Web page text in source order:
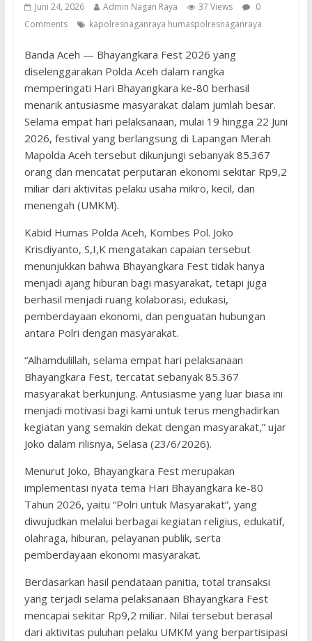
Juni 24, 2026 Admin Nagan Raya 37 Views
0
Comments
kapolresnaganraya humaspolresnaganraya
Banda Aceh — Bhayangkara Fest 2026 yang
diselenggarakan Polda Aceh dalam rangka
memperingati Hari Bhayangkara ke-80 berhasil
menarik antusiasme masyarakat dalam jumlah besar.
Selama empat hari pelaksanaan, mulai 19 hingga 22 Juni
2026, festival yang berlangsung di Lapangan Merah
Mapolda Aceh tersebut dikunjungi sebanyak 85.367
orang dan mencatat perputaran ekonomi sekitar Rp9,2
miliar dari aktivitas pelaku usaha mikro, kecil, dan
menengah (UMKM).
Kabid Humas Polda Aceh, Kombes Pol. Joko
Krisdiyanto, S,I,K mengatakan capaian tersebut
menunjukkan bahwa Bhayangkara Fest tidak hanya
menjadi ajang hiburan bagi masyarakat, tetapi juga
berhasil menjadi ruang kolaborasi, edukasi,
pemberdayaan ekonomi, dan penguatan hubungan
antara Polri dengan masyarakat.
“Alhamdulillah, selama empat hari pelaksanaan
Bhayangkara Fest, tercatat sebanyak 85.367
masyarakat berkunjung. Antusiasme yang luar biasa ini
menjadi motivasi bagi kami untuk terus menghadirkan
kegiatan yang semakin dekat dengan masyarakat,” ujar
Joko dalam rilisnya, Selasa (23/6/2026).
Menurut Joko, Bhayangkara Fest merupakan
implementasi nyata tema Hari Bhayangkara ke-80
Tahun 2026, yaitu “Polri untuk Masyarakat”, yang
diwujudkan melalui berbagai kegiatan religius, edukatif,
olahraga, hiburan, pelayanan publik, serta
pemberdayaan ekonomi masyarakat.
Berdasarkan hasil pendataan panitia, total transaksi
yang terjadi selama pelaksanaan Bhayangkara Fest
mencapai sekitar Rp9,2 miliar. Nilai tersebut berasal
dari aktivitas puluhan pelaku UMKM yang berpartisipasi